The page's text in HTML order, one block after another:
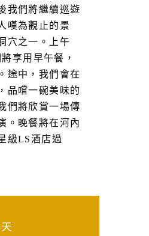
我們將繼續巡遊
嘆為觀止的景
穴之一。上午
享用早午餐，
途中，我們會在
品嚐一碗美味的
們將欣賞一場傳
。晚餐將在河內
級LS酒店過